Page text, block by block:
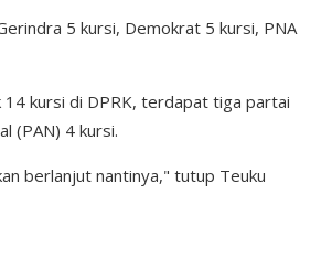
5 kursi, Demokrat 5 kursi, PNA
14 kursi di DPRK, terdapat tiga partai
(PAN) 4 kursi.
berlanjut nantinya," tutup Teuku